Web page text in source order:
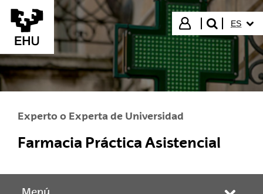
Saltar al contenido principal
Iniciar sesión
buscar"
ES
Experto o Experta de Universidad
Farmacia Práctica Asistencial